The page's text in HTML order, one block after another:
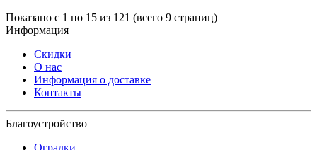
Показано с 1 по 15 из 121 (всего 9 страниц)
Информация
Скидки
О нас
Информация о доставке
Контакты
Благоустройство
Оградки